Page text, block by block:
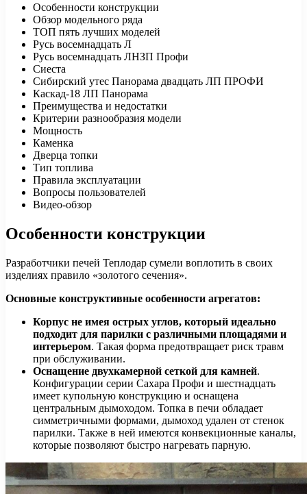
Особенности конструкции
Обзор модельного ряда
ТОП пять лучших моделей
Русь восемнадцать Л
Русь восемнадцать ЛНЗП Профи
Сиеста
Сибирский утес Панорама двадцать ЛП ПРОФИ
Каскад-18 ЛП Панорама
Преимущества и недостатки
Критерии разнообразия модели
Мощность
Каменка
Дверца топки
Тип топлива
Правила эксплуатации
Вопросы пользователей
Видео-обзор
Особенности конструкции
Разработчики печей Теплодар сумели воплотить в своих
изделиях правило «золотого сечения».
Основные конструктивные особенности агрегатов:
Корпус не имея острых углов, который идеально
подходит для парилки с различными площадями и
интерьером. Такая форма предотвращает риск травм
при обслуживании.
Оснащение двухкамерной сеткой для камней.
Конфигурации серии Сахара Профи и шестнадцать
имеет купольную конструкцию и оснащена
центральным дымоходом. Топка в печи обладает
симметричными формами, дымоход удален от стенок
парилки. Также в ней имеются конвекционные каналы,
которые позволяют быстро нагревать парную.